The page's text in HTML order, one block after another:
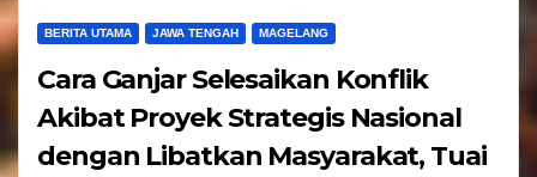
BERITA UTAMA JAWA TENGAH MAGELANG
Cara Ganjar Selesaikan Konflik
Akibat Proyek Strategis Nasional
dengan Libatkan Masyarakat, Tuai